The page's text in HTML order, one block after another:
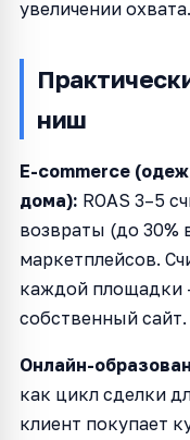
увеличении охвата.
ниш
E-commerce
дома): ROAS 3–5
возвраты (до
маркетплейсов.
каждой площадки
собственный сайт.
Онлайн-
как цикл сделки
клиент покупает